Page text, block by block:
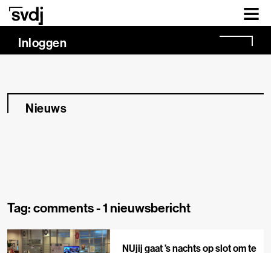
Naar hoofdinhoud
Inloggen
Nieuws
Tag: comments -1 nieuwsbericht
NUjij gaat ’s nachts op slot om te